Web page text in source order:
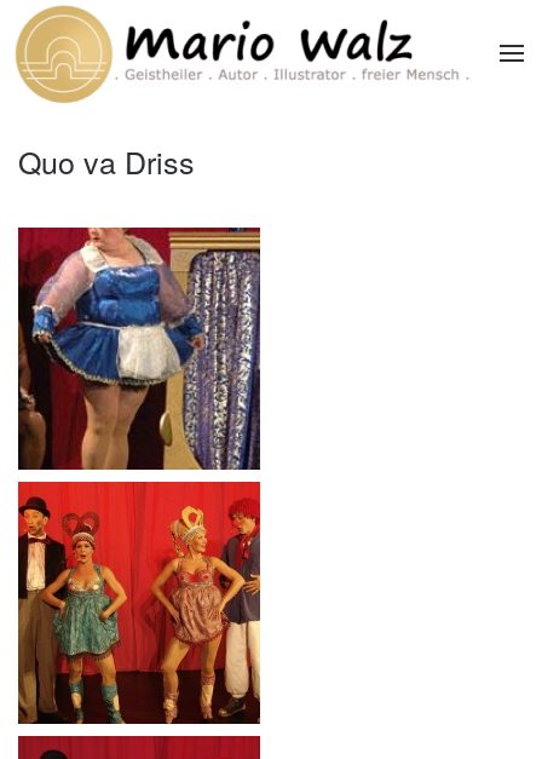
Zum Hauptinhalt springen
Quo va Driss